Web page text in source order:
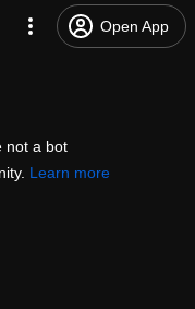
Open App
not a bot
Learn more